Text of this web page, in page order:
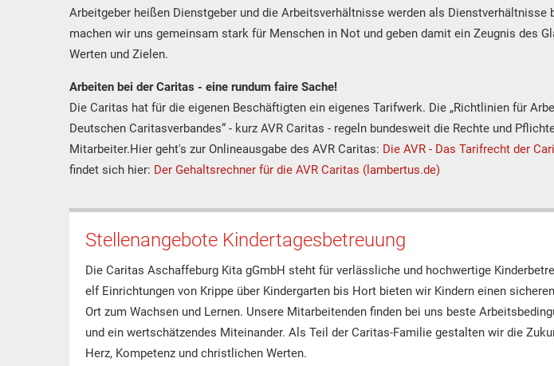
Arbeitgeber heißen Dienstgeber und die Arbeitsverhältnisse werden als
machen wir uns gemeinsam stark für Menschen in Not und geben damit ein Zeugnis des
Werten und Zielen.
Arbeiten bei der Caritas - eine rundum faire Sache!
Die Caritas hat für die eigenen Beschäftigten ein eigenes Tarifwerk. Die „Richtlinien für
Deutschen Caritasverbandes“ - kurz AVR Caritas - regeln bundesweit die Rechte und
Mitarbeiter.Hier geht's zur Onlineausgabe des AVR Caritas: Die AVR - Das Tarifrecht der
findet sich hier: Der Gehaltsrechner für die AVR Caritas (lambertus.de)
Stellenangebote Kindertagesbetreuung
Die Caritas Aschaffeburg Kita gGmbH steht für verlässliche und hochwertige
elf Einrichtungen von Krippe über Kindergarten bis Hort bieten wir Kindern einen
Ort zum Wachsen und Lernen. Unsere Mitarbeitenden finden bei uns beste
und ein wertschätzendes Miteinander. Als Teil der Caritas-Familie gestalten wir die
Herz, Kompetenz und christlichen Werten.